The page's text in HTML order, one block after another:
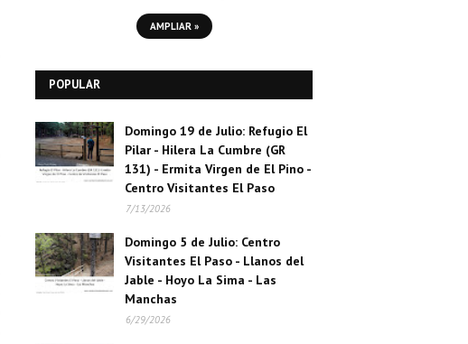
AMPLIAR »
POPULAR
Domingo 19 de Julio: Refugio El
Pilar - Hilera La Cumbre (GR
131) - Ermita Virgen de El Pino -
Centro Visitantes El Paso
7/13/2026
Domingo 5 de Julio: Centro
Visitantes El Paso - Llanos del
Jable - Hoyo La Sima - Las
Manchas
6/29/2026